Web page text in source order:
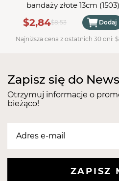
bandaży złote 13cm (1503)
$2,84$8,53 Dodaj
Najniższa cena z ostatnich 30 dni:
Zapisz się do
Otrzymuj informacje o
bieżąco!
ZAPISZ